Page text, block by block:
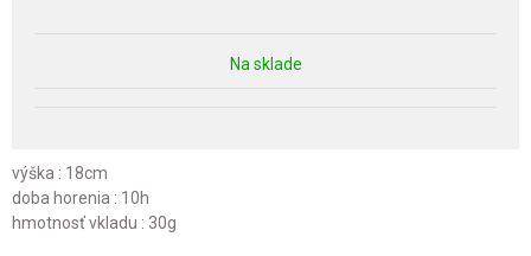
Na sklade
výška : 18cm
doba horenia : 10h
hmotnosť vkladu : 30g